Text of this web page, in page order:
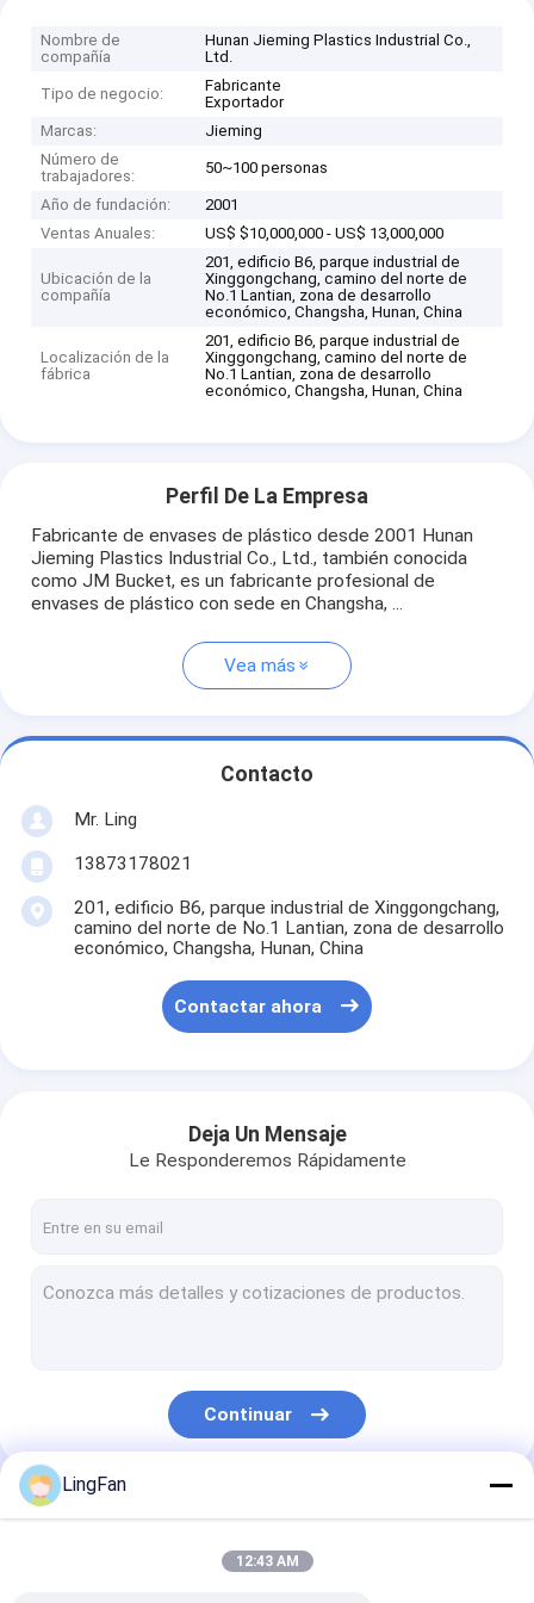
Nombre de
compañía
Hunan Jieming Plastics Industrial Co.,
Ltd.
Tipo de negocio:
Fabricante
Exportador
Marcas:
Jieming
Número de
trabajadores:
50~100 personas
Año de fundación:
2001
Ventas Anuales:
US$ $10,000,000 - US$ 13,000,000
Ubicación de la
compañía
201, edificio B6, parque industrial de
Xinggongchang, camino del norte de
No.1 Lantian, zona de desarrollo
económico, Changsha, Hunan, China
Localización de la
fábrica
201, edificio B6, parque industrial de
Xinggongchang, camino del norte de
No.1 Lantian, zona de desarrollo
económico, Changsha, Hunan, China
Perfil De La Empresa
Fabricante de envases de plástico desde 2001 Hunan
Jieming Plastics Industrial Co., Ltd., también conocida
como JM Bucket, es un fabricante profesional de
envases de plástico con sede en Changsha, ...
Vea más
Contacto
Mr. Ling
13873178021
201, edificio B6, parque industrial de Xinggongchang,
camino del norte de No.1 Lantian, zona de desarrollo
económico, Changsha, Hunan, China
Contactar ahora
Deja Un Mensaje
Le Responderemos Rápidamente
Continuar
Nuestras Categorías
LingFan
12:43 AM